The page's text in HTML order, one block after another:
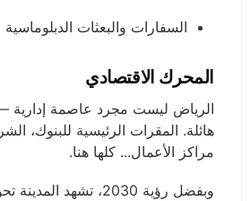
السفارات والبعثات الدبلوماسية
المحرك الاقتصادي
الرياض ليست مجرد عاصمة إدارية —
هائلة. المقرات الرئيسية للبنوك،
مراكز الأعمال... كلها هنا.
وبفضل رؤية 2030، تشهد